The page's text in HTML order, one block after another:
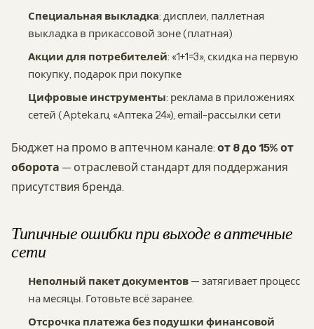
Специальная выкладка: дисплеи, паллетная
выкладка в прикассовой зоне (платная)
Акции для потребителей: «1+1=3», скидка на первую
покупку, подарок при покупке
Цифровые инструменты: реклама в приложениях
сетей (Apteka.ru, «Аптека 24»), email-рассылки сети
Бюджет на промо в аптечном канале: от 8 до 15% от
оборота — отраслевой стандарт для поддержания
присутствия бренда.
Типичные ошибки при выходе в аптечные
сети
Неполный пакет документов — затягивает процесс
на месяцы. Готовьте всё заранее.
Отсрочка платежа без подушки финансовой